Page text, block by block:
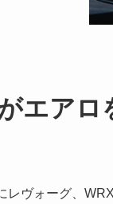
エアロ
レヴォーグ、